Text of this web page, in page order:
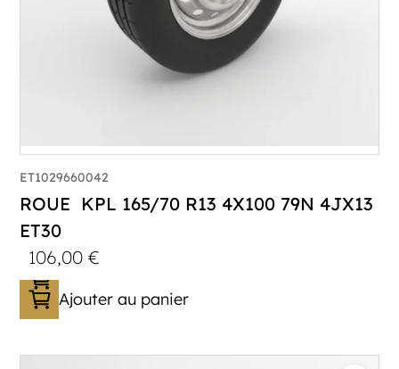
ET1029660042
ROUE KPL 165/70 R13 4X100 79N 4JX13
ET30
106,00€
Ajouter au panier